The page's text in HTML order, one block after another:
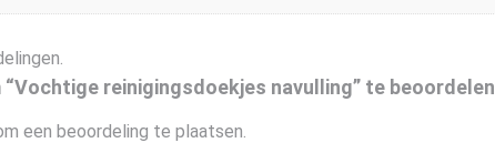
reinigingsdoekjes navulling” te beoordelen
een beoordeling te plaatsen.